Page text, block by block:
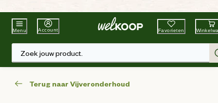
Beste WinkelketenTuin & Dier
Menu Account Favorieten
Zoek jouw product.
Terug naar Vijveronderhoud